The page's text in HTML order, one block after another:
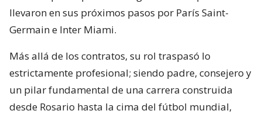
llevaron en sus próximos pasos por París Saint-
Germain e Inter Miami.
Más allá de los contratos, su rol traspasó lo
estrictamente profesional; siendo padre, consejero y
un pilar fundamental de una carrera construida
desde Rosario hasta la cima del fútbol mundial,